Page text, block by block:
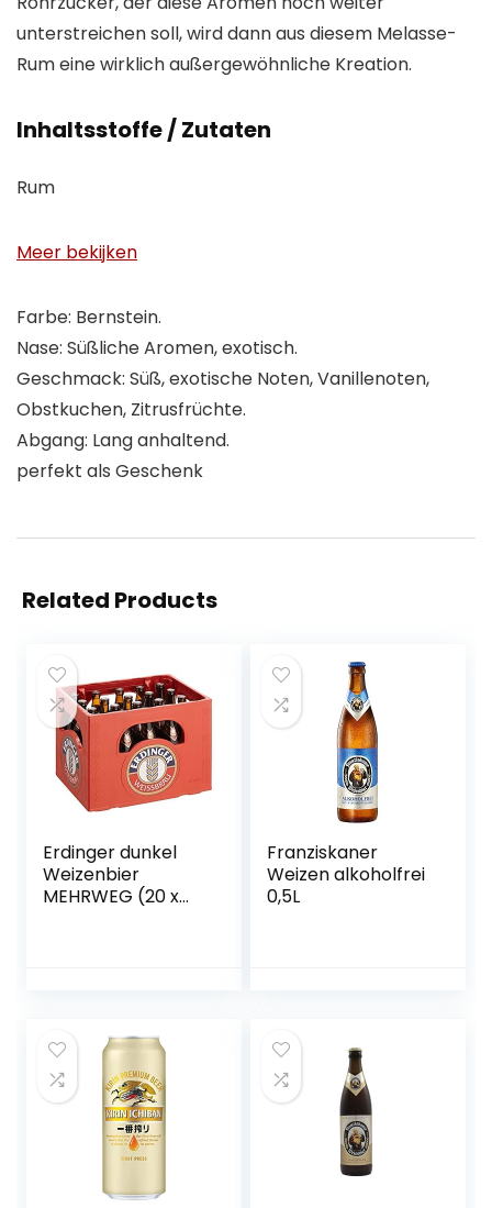
unterstreichen soll, wird dann aus diesem Melasse-
Rum eine wirklich außergewöhnliche Kreation.
Inhaltsstoffe / Zutaten
Rum
Meer bekijken
Farbe: Bernstein.
Nase: Süßliche Aromen, exotisch.
Geschmack: Süß, exotische Noten, Vanillenoten,
Obstkuchen, Zitrusfrüchte.
Abgang: Lang anhaltend.
perfekt als Geschenk
Related Products
Erdinger dunkel
Weizenbier
MEHRWEG (20 x
Franziskaner
Weizen alkoholfrei
0,5L